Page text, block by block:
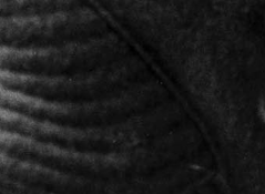
SERROTE
VER TODOS